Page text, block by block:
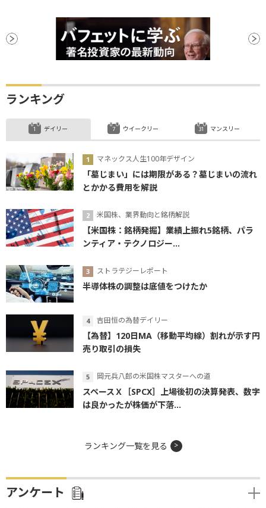
ランキング
デイリー
マネックス人生100年デザイン
「墓じまい」には期限がある？墓じまいの流れ
とかかる費用を解説
米国株、業界動向と銘柄解説
【米国株：銘柄発掘】業績上振れ5銘柄、パラ
ンティア・テクノロジー...
ストラテジーレポート
半導体株の調整は底値をつけたか
吉田恒の為替デイリー
【為替】120日MA（移動平均線）割れが示す円
売り取引の損失
岡元兵八郎の米国株マスターへの道
スペースＸ［SPCX］上場後初の決算発表、数字
は良かったが株価が下落...
ウイークリー マンスリー
ランキング一覧を見る
アンケート